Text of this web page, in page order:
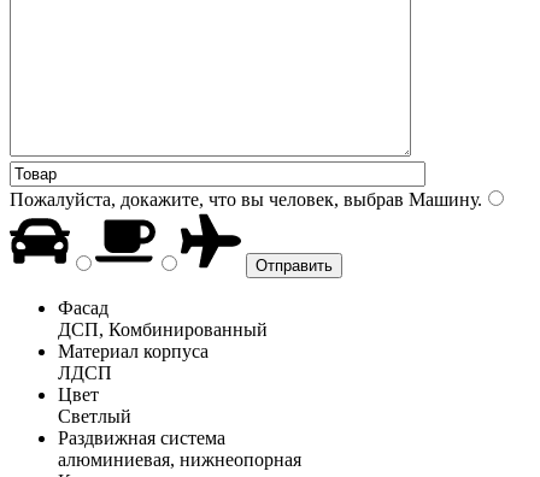
Пожалуйста, докажите, что вы человек, выбрав Машину.
Фасад
ДСП, Комбинированный
Материал корпуса
ЛДСП
Цвет
Светлый
Раздвижная система
алюминиевая, нижнеопорная